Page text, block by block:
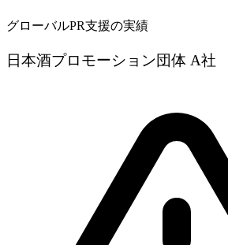
グローバルPR支援の実績
日本酒プロモーション団体 A社